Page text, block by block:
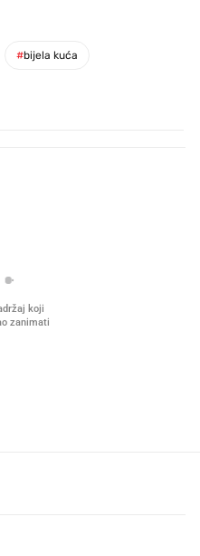
#bijela kuća